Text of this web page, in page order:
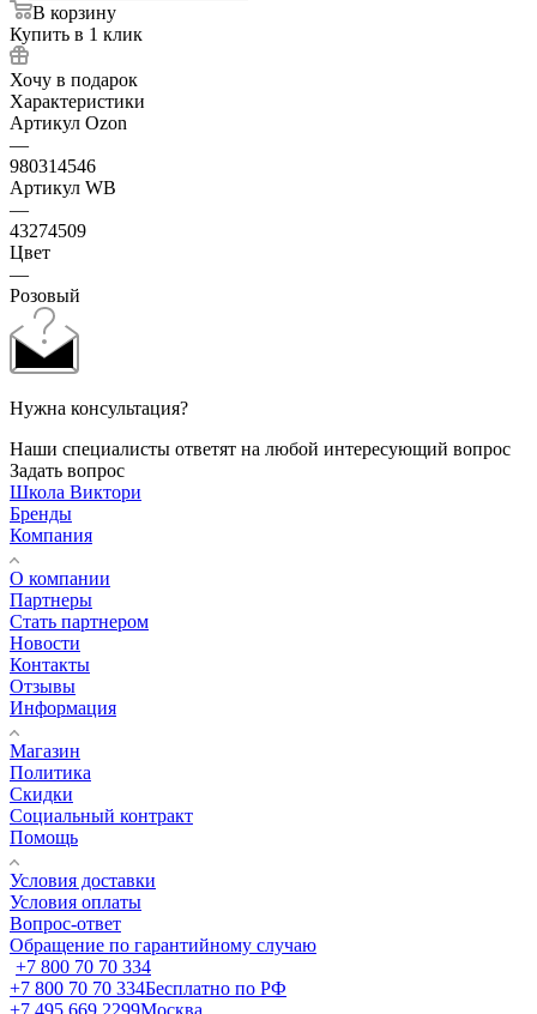
В корзину
Купить в 1 клик
Хочу в подарок
Характеристики
Артикул Ozon
—
980314546
Артикул WB
—
43274509
Цвет
—
Розовый
Нужна консультация?
Наши специалисты ответят на любой интересующий вопрос
Задать вопрос
Школа Виктори
Бренды
Компания
О компании
Партнеры
Стать партнером
Новости
Контакты
Отзывы
Информация
Магазин
Политика
Скидки
Социальный контракт
Помощь
Условия доставки
Условия оплаты
Вопрос-ответ
Обращение по гарантийному случаю
+7 800 70 70 334
+7 800 70 70 334Бесплатно по РФ
+7 495 669 2299Москва